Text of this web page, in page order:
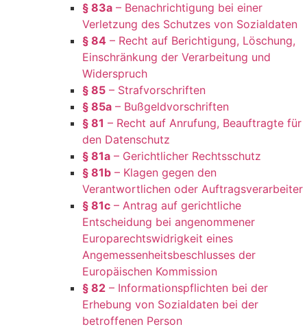
§ 83a – Benachrichtigung bei einer
Verletzung des Schutzes von Sozialdaten
§ 84 – Recht auf Berichtigung, Löschung,
Einschränkung der Verarbeitung und
Widerspruch
§ 85 – Strafvorschriften
§ 85a – Bußgeldvorschriften
§ 81 – Recht auf Anrufung, Beauftragte für
den Datenschutz
§ 81a – Gerichtlicher Rechtsschutz
§ 81b – Klagen gegen den
Verantwortlichen oder Auftragsverarbeiter
§ 81c – Antrag auf gerichtliche
Entscheidung bei angenommener
Europarechtswidrigkeit eines
Angemessenheitsbeschlusses der
Europäischen Kommission
§ 82 – Informationspflichten bei der
Erhebung von Sozialdaten bei der
betroffenen Person